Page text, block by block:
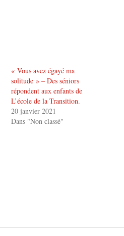
« Vous avez égayé ma
solitude » – Des séniors
répondent aux enfants de
L’école de la Transition.
20 janvier 2021
Dans "Non classé"